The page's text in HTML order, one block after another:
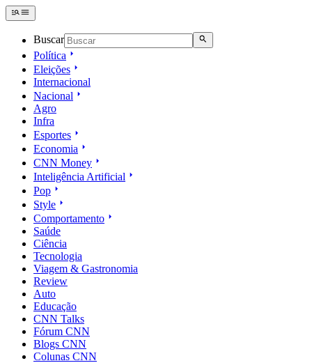
Buscar
Política
Eleições
Internacional
Nacional
Agro
Infra
Esportes
Economia
CNN Money
Inteligência Artificial
Pop
Style
Comportamento
Saúde
Ciência
Tecnologia
Viagem & Gastronomia
Review
Auto
Educação
CNN Talks
Fórum CNN
Blogs CNN
Colunas CNN